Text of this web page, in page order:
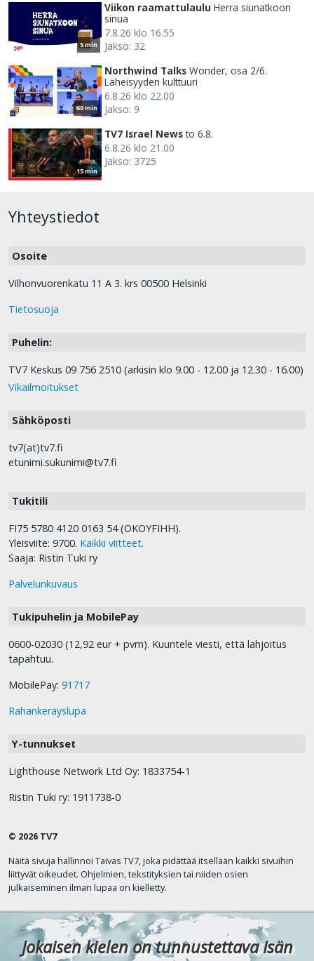
5 min
Viikon raamattulaulu Herra siunatkoon
sinua
7.8.26 klo 16.55
Jakso: 32
60 min
Northwind Talks Wonder, osa 2/6.
Läheisyyden kulttuuri
6.8.26 klo 22.00
Jakso: 9
15 min
TV7 Israel News to 6.8.
6.8.26 klo 21.00
Jakso: 3725
Yhteystiedot
Osoite
Vilhonvuorenkatu 11 A 3. krs 00500 Helsinki
Tietosuoja
Puhelin:
TV7 Keskus 09 756 2510 (arkisin klo 9.00 - 12.00 ja 12.30 - 16.00)
Vikailmoitukset
Sähköposti
tv7(at)tv7.fi
etunimi.sukunimi@tv7.fi
Tukitili
FI75 5780 4120 0163 54 (OKOYFIHH).
Yleisviite: 9700. Kaikki viitteet.
Saaja: Ristin Tuki ry
Palvelunkuvaus
Tukipuhelin ja MobilePay
0600-02030 (12,92 eur + pvm). Kuuntele viesti, että lahjoitus
tapahtuu.
MobilePay: 91717
Rahankeräyslupa
Y-tunnukset
Lighthouse Network Ltd Oy: 1833754-1
Ristin Tuki ry: 1911738-0
© 2026 TV7
Näitä sivuja hallinnoi Taivas TV7, joka pidättää itsellään kaikki sivuihin
liittyvät oikeudet. Ohjelmien, tekstityksien tai niiden osien
julkaiseminen ilman lupaa on kielletty.
Jokaisen kielen on tunnustettava Isän